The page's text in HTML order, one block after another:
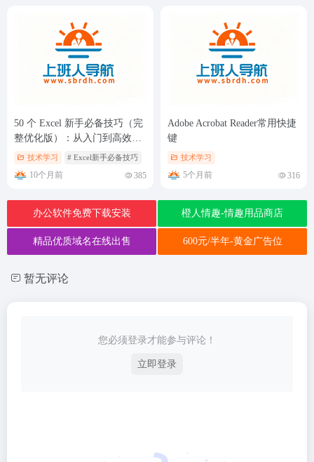
50 个 Excel 新手必备技巧（完
整优化版）：从入门到高效操
作 技术学习 # Excel新手必备技巧
10个月前 385
Adobe Acrobat Reader常用快捷
键
技术学习
5个月前 316
办公软件免费下载安装 橙人情趣-情趣用品商店
精品优质域名在线出售 600元/半年-黄金广告位
暂无评论
您必须登录才能参与评论！
立即登录